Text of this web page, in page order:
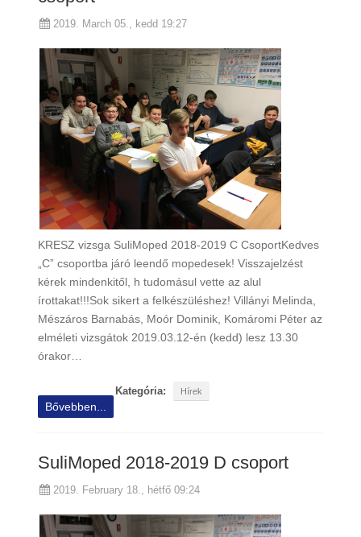
2019. March 05., kedd 19:27
KRESZ vizsga SuliMoped 2018-2019 C CsoportKedves
„C” csoportba járó leendő mopedesek! Visszajelzést
kérek mindenkitől, h tudomásul vette az alul
írottakat!!!Sok sikert a felkészüléshez! Villányi Melinda,
Mészáros Barnabás, Moór Dominik, Komáromi Péter az
elméleti vizsgátok 2019.03.12-én (kedd) lesz 13.30
órakor…
Kategória: Hírek
Bővebben...
SuliMoped 2018-2019 D csoport
2019. February 18., hétfő 09:24